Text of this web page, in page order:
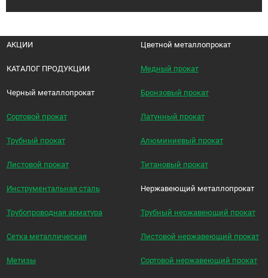
АКЦИИ
КАТАЛОГ ПРОДУКЦИИ
Черный металлопрокат
Сортовой прокат
Трубный прокат
Листовой прокат
Инструментальная сталь
Трубопроводная арматура
Сетка металлическая
Метизы
Цветной металлопрокат
Медный прокат
Бронзовый прокат
Латунный прокат
Алюминиевый прокат
Титановый прокат
Нержавеющий металлопрокат
Трубный нержавеющий прокат
Листовой нержавеющий прокат
Сортовой нержавеющий прокат